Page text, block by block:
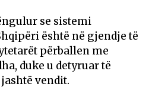
se sistemi
është në gjendje të
përballen me
duke u detyruar të
vendit.